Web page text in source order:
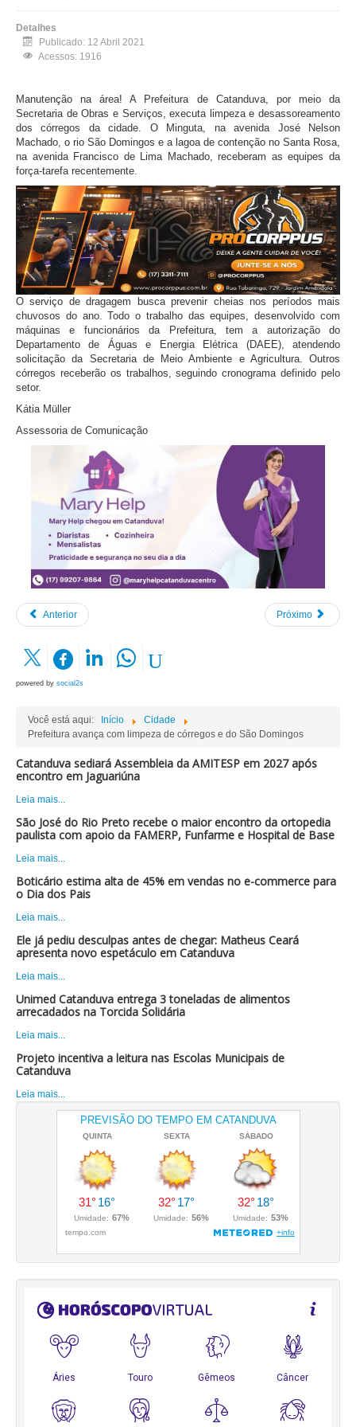
Detalhes
Publicado: 12 Abril 2021
Acessos: 1916
Manutenção na área! A Prefeitura de Catanduva, por meio da
Secretaria de Obras e Serviços, executa limpeza e desassoreamento
dos córregos da cidade. O Minguta, na avenida José Nelson
Machado, o rio São Domingos e a lagoa de contenção no Santa Rosa,
na avenida Francisco de Lima Machado, receberam as equipes da
força-tarefa recentemente.
O serviço de dragagem busca prevenir cheias nos períodos mais
chuvosos do ano. Todo o trabalho das equipes, desenvolvido com
máquinas e funcionários da Prefeitura, tem a autorização do
Departamento de Águas e Energia Elétrica (DAEE), atendendo
solicitação da Secretaria de Meio Ambiente e Agricultura. Outros
córregos receberão os trabalhos, seguindo cronograma definido pelo
setor.
Kátia Müller
Assessoria de Comunicação
Anterior Próximo
powered by social2s
Você está aqui: Início
Cidade
Prefeitura avança com limpeza de córregos e do São Domingos
Catanduva sediará Assembleia da AMITESP em 2027 após
encontro em Jaguariúna
Leia mais...
São José do Rio Preto recebe o maior encontro da ortopedia
paulista com apoio da FAMERP, Funfarme e Hospital de Base
Leia mais...
Boticário estima alta de 45% em vendas no e-commerce para
o Dia dos Pais
Leia mais...
Ele já pediu desculpas antes de chegar: Matheus Ceará
apresenta novo espetáculo em Catanduva
Leia mais...
Unimed Catanduva entrega 3 toneladas de alimentos
arrecadados na Torcida Solidária
Leia mais...
Projeto incentiva a leitura nas Escolas Municipais de
Catanduva
Leia mais...